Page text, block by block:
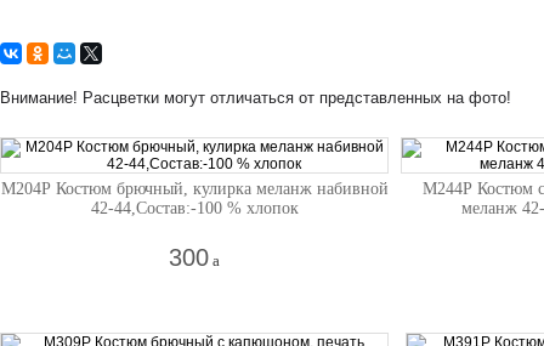
Внимание! Расцветки могут отличаться от представленных на фото!
М204Р Костюм брючный, кулирка меланж набивной
42-44,Состав:-100 % хлопок
300 a
М244Р Костюм
меланж